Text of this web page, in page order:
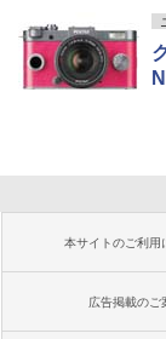
本サイトのご利用
広告掲載のご